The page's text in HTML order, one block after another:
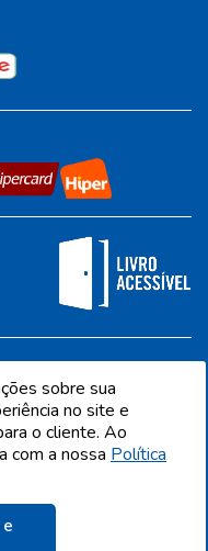
06612-001
LTDA. Todos os direitos
Preços e estoque sujeito a
sobre sua
no site e
o cliente. Ao
com a nossa Política